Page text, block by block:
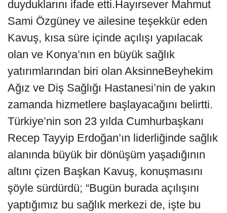
duyduklarını ifade etti.Hayırsever Mahmut
Sami Özgüney ve ailesine teşekkür eden
Kavuş, kısa süre içinde açılışı yapılacak
olan ve Konya’nın en büyük sağlık
yatırımlarından biri olan AksinneBeyhekim
Ağız ve Diş Sağlığı Hastanesi’nin de yakın
zamanda hizmetlere başlayacağını belirtti.
Türkiye’nin son 23 yılda Cumhurbaşkanı
Recep Tayyip Erdoğan’ın liderliğinde sağlık
alanında büyük bir dönüşüm yaşadığının
altını çizen Başkan Kavuş, konuşmasını
şöyle sürdürdü; “Bugün burada açılışını
yaptığımız bu sağlık merkezi de, işte bu